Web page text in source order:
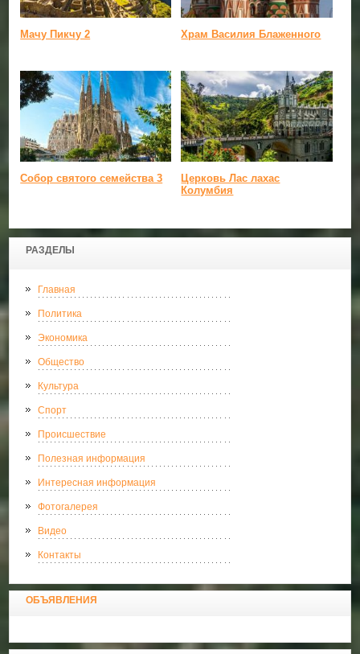
РАЗДЕЛЫ
Главная
Политика
Экономика
Общество
Культура
Спорт
Происшествие
Полезная информация
Интересная информация
Фотогалерея
Видео
Контакты
ОБЪЯВЛЕНИЯ
Мачу Пикчу 2 Храм Василия Блаженного
Собор святого семейства 3
Церковь Лас лахас
Колумбия